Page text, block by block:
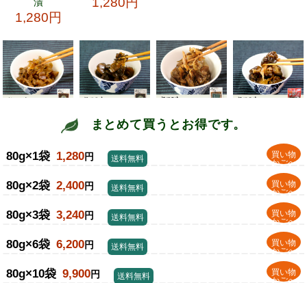
まとめて買うとお得です。
80g×1袋 1,280円
買い物
かごへ
送料無料
80g×2袋 2,400円
買い物
かごへ
送料無料
80g×3袋 3,240円
買い物
かごへ
送料無料
80g×6袋 6,200円
買い物
かごへ
送料無料
80g×10袋 9,900円
買い物
かごへ
送料無料